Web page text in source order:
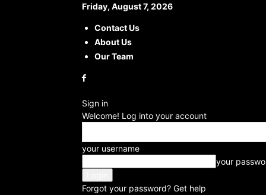
Friday, August 7, 2026
Contact Us
About Us
Our Team
Sign in
Welcome! Log into your account
your username
your
Forgot your password? Get help